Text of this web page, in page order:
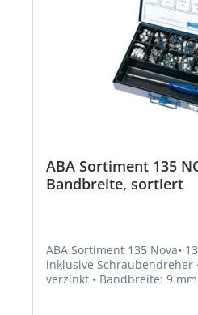
ABA Sortiment 135
Bandbreite, sortiert
ABA Sortiment 135 Nova•
inklusive Schraubendreher • Material: W1/Stahl,
verzinkt • Bandbreite: 9 mm • Kofferabmessung: